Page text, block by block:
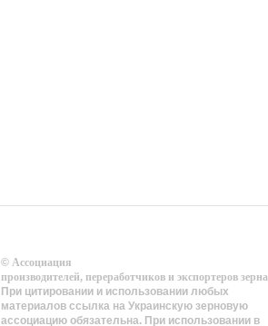
© Ассоциация
производителей, переработчиков и экспортеров зерна
При цитировании и использовании любых
материалов ссылка на Украинскую зерновую
ассоциацию обязательна. При использовании в